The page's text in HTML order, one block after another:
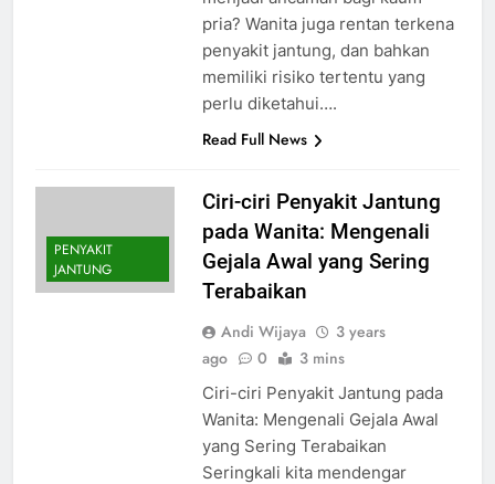
pria? Wanita juga rentan terkena
penyakit jantung, dan bahkan
memiliki risiko tertentu yang
perlu diketahui….
Read Full News
PENYAKIT
JANTUNG
Ciri-ciri Penyakit Jantung
pada Wanita: Mengenali
Gejala Awal yang Sering
Terabaikan
Andi Wijaya
3 years
ago
0 3 mins
Ciri-ciri Penyakit Jantung pada
Wanita: Mengenali Gejala Awal
yang Sering Terabaikan
Seringkali kita mendengar